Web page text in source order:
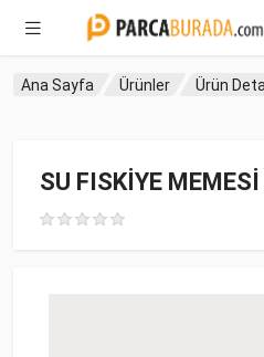
Ana Sayfa Ürünler Ürün
SU FISKİYE